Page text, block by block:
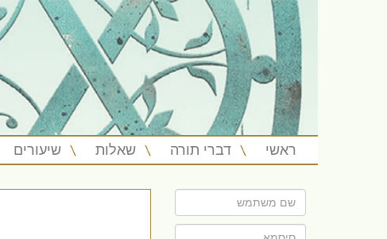
ראשי דברי תורה שאלות שיעורים